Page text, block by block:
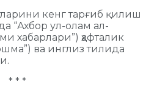
кенг тарғиб қилиш
“Ахбор ул-олам ал-
хабарлари”) ҳафталик
ва инглиз тилида
* * *